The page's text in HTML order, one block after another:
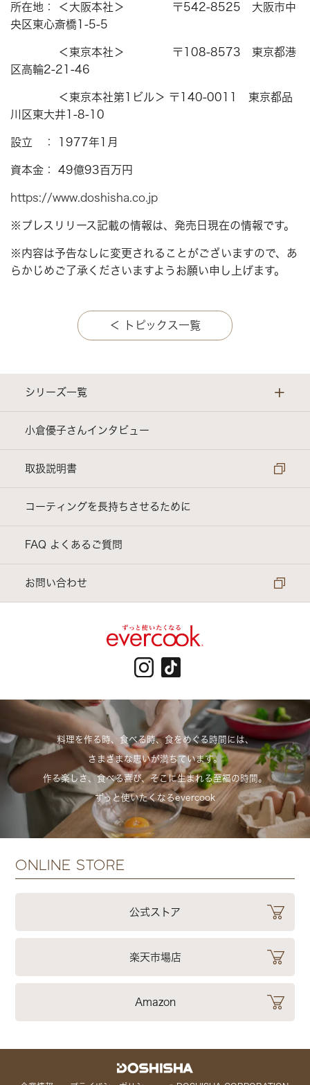
所在地： ＜大阪本社＞ 〒542-8525 大阪市中
央区東心斎橋1-5-5
＜東京本社＞ 〒108-8573 東京都港
区高輪2-21-46
＜東京本社第1ビル＞ 〒140-0011 東京都品
川区東大井1-8-10
設立 ： 1977年1月
資本金： 49億93百万円
https://www.doshisha.co.jp
※プレスリリース記載の情報は、発売日現在の情報です。
※内容は予告なしに変更されることがございますので、あ
らかじめご了承くださいますようお願い申し上げます。
＜ トピックス一覧
シリーズ一覧 +
evercook ｜ スタンダードシリーズ
evercook α ｜ さらに長持ちシリーズ
evercook GREEN ｜ 環境にやさしいシリーズ
電子レンジ調理器具
アクセサリー他
小倉優子さんインタビュー
取扱説明書
コーティングを長持ちさせるために
FAQ よくあるご質問
お問い合わせ
料理を作る時、食べる時、食をめぐる時間には、
さまざまな思いが満ちています。
作る楽しさ、食べる喜び、そこに生まれる至福の時間。
ずっと使いたくなるevercook
ONLINE STORE
公式ストア
楽天市場店
Amazon